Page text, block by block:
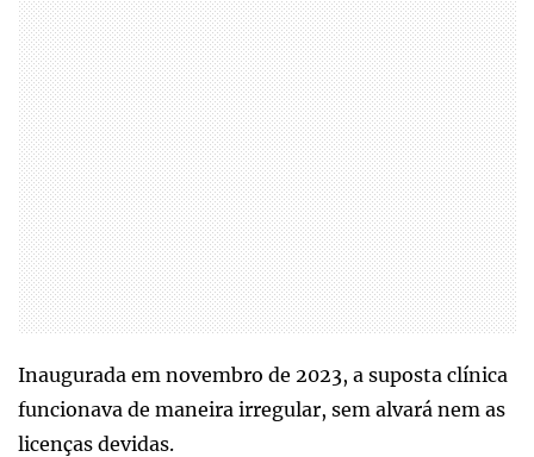
Inaugurada em novembro de 2023, a suposta clínica
funcionava de maneira irregular, sem alvará nem as
licenças devidas.